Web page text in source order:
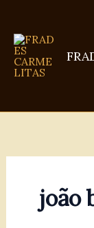
conteúdo
joão